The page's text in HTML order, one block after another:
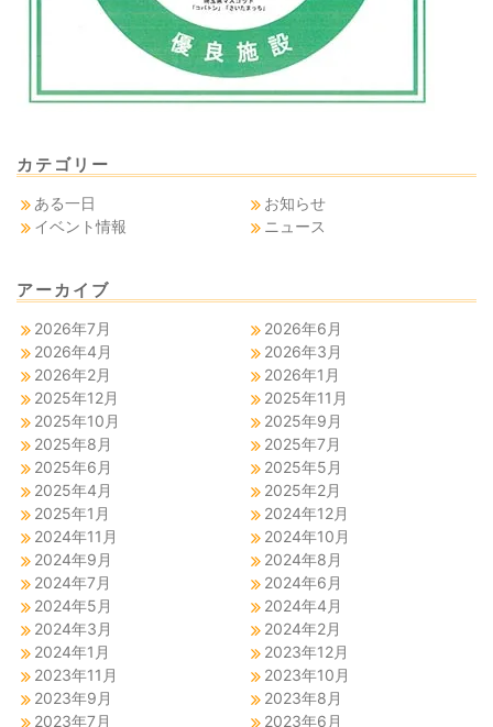
カテゴリー
ある一日
お知らせ
イベント情報
ニュース
アーカイブ
2026年7月
2026年6月
2026年4月
2026年3月
2026年2月
2026年1月
2025年12月
2025年11月
2025年10月
2025年9月
2025年8月
2025年7月
2025年6月
2025年5月
2025年4月
2025年2月
2025年1月
2024年12月
2024年11月
2024年10月
2024年9月
2024年8月
2024年7月
2024年6月
2024年5月
2024年4月
2024年3月
2024年2月
2024年1月
2023年12月
2023年11月
2023年10月
2023年9月
2023年8月
2023年7月
2023年6月